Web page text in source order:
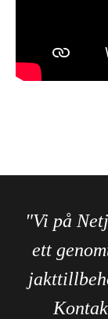
"Vi på
ett